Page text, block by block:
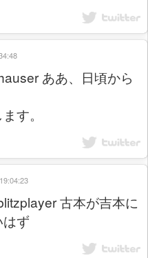
ああ、日頃から
す。
古本が吉本に
ず